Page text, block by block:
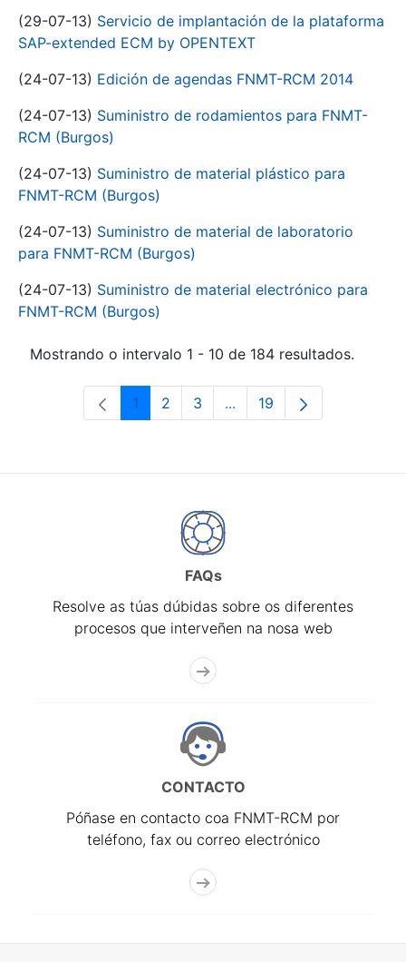
(29-07-13) Servicio de implantación de la plataforma
SAP-extended ECM by OPENTEXT
(24-07-13) Edición de agendas FNMT-RCM 2014
(24-07-13) Suministro de rodamientos para FNMT-
RCM (Burgos)
(24-07-13) Suministro de material plástico para
FNMT-RCM (Burgos)
(24-07-13) Suministro de material de laboratorio
para FNMT-RCM (Burgos)
(24-07-13) Suministro de material electrónico para
FNMT-RCM (Burgos)
Mostrando o intervalo 1 - 10 de 184 resultados.
Páxina
1 Páxina
2 Páxina
3 ...Páxinas intermedias Use
Páxina
19
FAQs
Resolve as túas dúbidas sobre os diferentes
procesos que interveñen na nosa web
CONTACTO
Póñase en contacto coa FNMT-RCM por
teléfono, fax ou correo electrónico